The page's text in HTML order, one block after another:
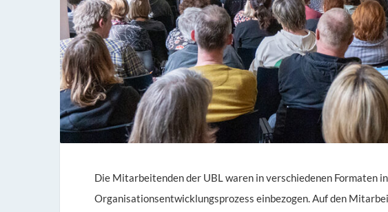
Die Mitarbeitenden der UBL waren in verschiedenen Formaten
Organisationsentwicklungsprozess einbezogen. Auf den